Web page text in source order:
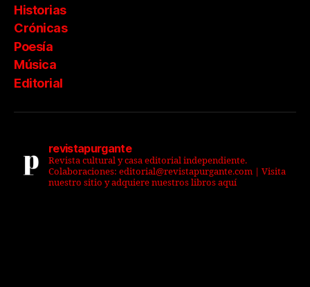
Historias
Crónicas
Poesía
Música
Editorial
revistapurgante
Revista cultural y casa editorial independiente.
Colaboraciones: editorial@revistapurgante.com | Visita
nuestro sitio y adquiere nuestros libros aquí